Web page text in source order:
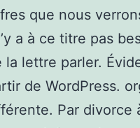
que nous
a à ce titre pas
lettre parler.
de WordPress.
Par divorce